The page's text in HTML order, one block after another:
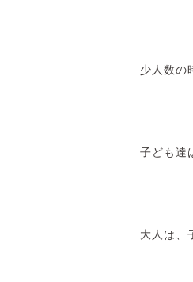
少人数の
子ども達
大人は、